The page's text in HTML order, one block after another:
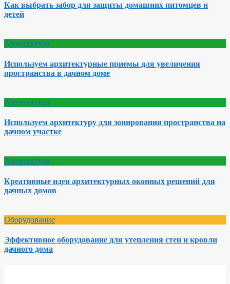
Как выбрать забор для защиты домашних питомцев и
детей
Архитектура
Используем архитектурные приемы для увеличения
пространства в дачном доме
Архитектура
Используем архитектуру для зонирования пространства на
дачном участке
Архитектура
Креативные идеи архитектурных оконных решений для
дачных домов
Оборудование
Эффективное оборудование для утепления стен и кровли
дачного дома